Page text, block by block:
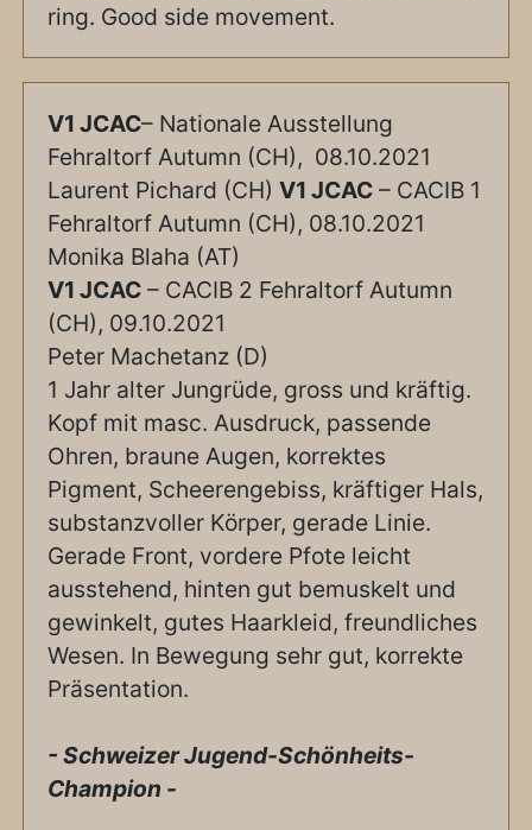
ring. Good side movement.
V1 JCAC– Nationale Ausstellung
Fehraltorf Autumn (CH), 08.10.2021
Laurent Pichard (CH)V1 JCAC – CACIB 1
Fehraltorf Autumn (CH), 08.10.2021
Monika Blaha (AT)
V1 JCAC – CACIB 2 Fehraltorf Autumn
(CH), 09.10.2021
Peter Machetanz (D)
1 Jahr alter Jungrüde, gross und kräftig.
Kopf mit masc. Ausdruck, passende
Ohren, braune Augen, korrektes
Pigment, Scheerengebiss, kräftiger Hals,
substanzvoller Körper, gerade Linie.
Gerade Front, vordere Pfote leicht
ausstehend, hinten gut bemuskelt und
gewinkelt, gutes Haarkleid, freundliches
Wesen. In Bewegung sehr gut, korrekte
Präsentation.
- Schweizer Jugend-Schönheits-
Champion -